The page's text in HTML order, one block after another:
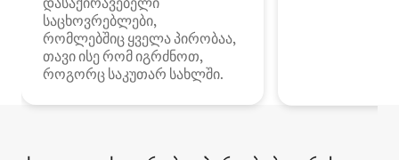
საცხოვრებლები,
რომლებშიც ყველა პირობაა,
თავი ისე რომ იგრძნოთ,
როგორც საკუთარ სახლში.